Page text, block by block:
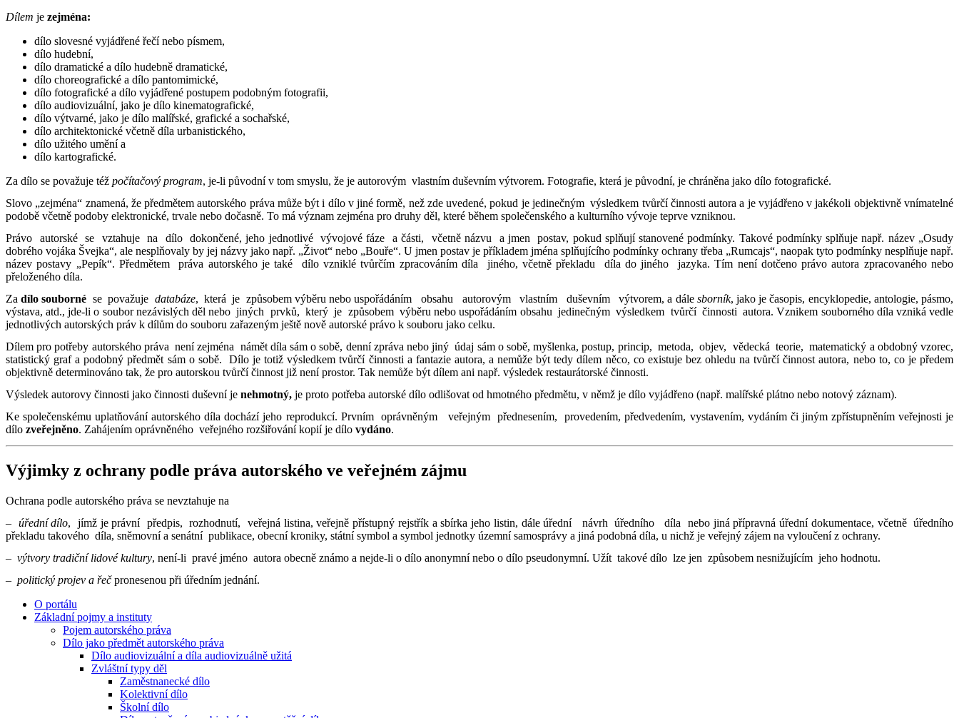
Dílem je zejména:
dílo slovesné vyjádřené řečí nebo písmem,
dílo hudební,
dílo dramatické a dílo hudebně dramatické,
dílo choreografické a dílo pantomimické,
dílo fotografické a dílo vyjádřené postupem podobným fotografii,
dílo audiovizuální, jako je dílo kinematografické,
dílo výtvarné, jako je dílo malířské, grafické a sochařské,
dílo architektonické včetně díla urbanistického,
dílo užitého umění a
dílo kartografické.
Za dílo se považuje též počítačový program, je-li původní v tom smyslu, že je autorovým vlastním duševním výtvorem. Fotografie, která je původní, je chráněna jako dílo fotografické.
Slovo „zejména“ znamená, že předmětem autorského práva může být i dílo v jiné formě, než zde uvedené, pokud je jedinečným výsledkem tvůrčí činnosti autora a je vyjádřeno v jakékoli objektivně vnímatelné
podobě včetně podoby elektronické, trvale nebo dočasně. To má význam zejména pro druhy děl, které během společenského a kulturního vývoje teprve vzniknou.
Právo autorské se vztahuje na dílo dokončené, jeho jednotlivé vývojové fáze a části, včetně názvu a jmen postav, pokud splňují stanovené podmínky. Takové podmínky splňuje např. název „Osudy
dobrého vojáka Švejka“, ale nesplňovaly by jej názvy jako např. „Život“ nebo „Bouře“. U jmen postav je příkladem jména splňujícího podmínky ochrany třeba „Rumcajs“, naopak tyto podmínky nesplňuje např.
název postavy „Pepík“. Předmětem práva autorského je také dílo vzniklé tvůrčím zpracováním díla jiného, včetně překladu díla do jiného jazyka. Tím není dotčeno právo autora zpracovaného nebo
přeloženého díla.
Zadílo souborné se považuje databáze, která je způsobem výběru nebo uspořádáním obsahu autorovým vlastním duševním výtvorem, a dále sborník, jako je časopis, encyklopedie, antologie, pásmo,
výstava, atd., jde-li o soubor nezávislých děl nebo jiných prvků, který je způsobem výběru nebo uspořádáním obsahu jedinečným výsledkem tvůrčí činnosti autora. Vznikem souborného díla vzniká vedle
jednotlivých autorských práv k dílům do souboru zařazeným ještě nově autorské právo k souboru jako celku.
Dílem pro potřeby autorského práva není zejména námět díla sám o sobě, denní zpráva nebo jiný údaj sám o sobě, myšlenka, postup, princip, metoda, objev, vědecká teorie, matematický a obdobný vzorec,
statistický graf a podobný předmět sám o sobě. Dílo je totiž výsledkem tvůrčí činnosti a fantazie autora, a nemůže být tedy dílem něco, co existuje bez ohledu na tvůrčí činnost autora, nebo to, co je předem
objektivně determinováno tak, že pro autorskou tvůrčí činnost již není prostor. Tak nemůže být dílem ani např. výsledek restaurátorské činnosti.
Výsledek autorovy činnosti jako činnosti duševní je nehmotný, je proto potřeba autorské dílo odlišovat od hmotného předmětu, v němž je dílo vyjádřeno (např. malířské plátno nebo notový záznam).
Ke společenskému uplatňování autorského díla dochází jeho reprodukcí. Prvním oprávněným veřejným přednesením, provedením, předvedením, vystavením, vydáním či jiným zpřístupněním veřejnosti je
dílo zveřejněno. Zahájením oprávněného veřejného rozšiřování kopií je dílo vydáno.
Výjimky z ochrany podle práva autorského ve veřejném zájmu
Ochrana podle autorského práva se nevztahuje na
– úřední dílo, jímž je právní předpis, rozhodnutí, veřejná listina, veřejně přístupný rejstřík a sbírka jeho listin, dále úřední návrh úředního díla nebo jiná přípravná úřední dokumentace, včetně úředního
překladu takového díla, sněmovní a senátní publikace, obecní kroniky, státní symbol a symbol jednotky územní samosprávy a jiná podobná díla, u nichž je veřejný zájem na vyloučení z ochrany.
– výtvory tradiční lidové kultury, není-li pravé jméno autora obecně známo a nejde-li o dílo anonymní nebo o dílo pseudonymní. Užít takové dílo lze jen způsobem nesnižujícím jeho hodnotu.
– politický projev a řečpronesenou při úředním jednání.
O portálu
Základní pojmy a instituty
Pojem autorského práva
Dílo jako předmět autorského práva
Dílo audiovizuální a díla audiovizuálně užitá
Zvláštní typy děl
Zaměstnanecké dílo
Kolektivní dílo
Školní dílo